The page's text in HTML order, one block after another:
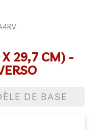
29,7 CM) -
DE BASE